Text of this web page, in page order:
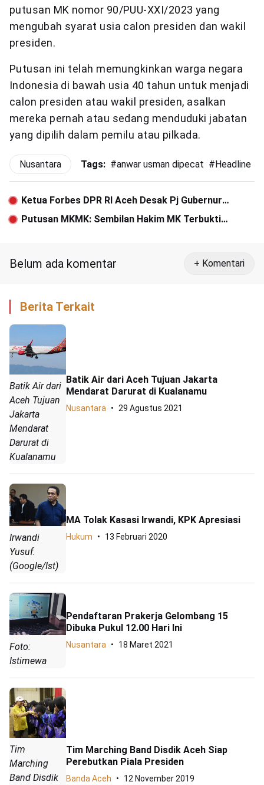
putusan MK nomor 90/PUU-XXI/2023 yang
mengubah syarat usia calon presiden dan wakil
presiden.
Putusan ini telah memungkinkan warga negara
Indonesia di bawah usia 40 tahun untuk menjadi
calon presiden atau wakil presiden, asalkan
mereka pernah atau sedang menduduki jabatan
yang dipilih dalam pemilu atau pilkada.
Nusantara Tags: #anwar usman dipecat #Headline
Ketua Forbes DPR RI Aceh Desak Pj Gubernur
Selesaikan Tunggakan Iuran JKA
Putusan MKMK: Sembilan Hakim MK Terbukti
Belum ada komentar + Komentari
Berita Terkait
Batik Air dari
Aceh Tujuan
Jakarta
Mendarat
Darurat di
Kualanamu
Batik Air dari Aceh Tujuan Jakarta
Mendarat Darurat di Kualanamu
Nusantara 29 Agustus 2021
Irwandi
Yusuf.
(Google/Ist)
MA Tolak Kasasi Irwandi, KPK Apresiasi
Hukum 13 Februari 2020
Foto:
Istimewa
Pendaftaran Prakerja Gelombang 15
Dibuka Pukul 12.00 Hari Ini
Nusantara 18 Maret 2021
Tim
Marching
Band Disdik
Tim Marching Band Disdik Aceh Siap
Perebutkan Piala Presiden
Banda Aceh 12 November 2019